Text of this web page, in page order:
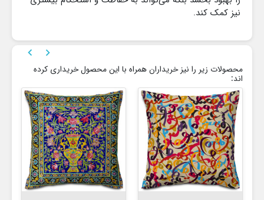
نیز کمک کند.
محصولات زیر را نیز خریداران همراه با این محصول خریداری کرده
اند:
 